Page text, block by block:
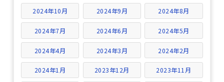
2024年10月 2024年9月 2024年8月
2024年7月 2024年6月 2024年5月
2024年4月 2024年3月 2024年2月
2024年1月 2023年12月 2023年11月